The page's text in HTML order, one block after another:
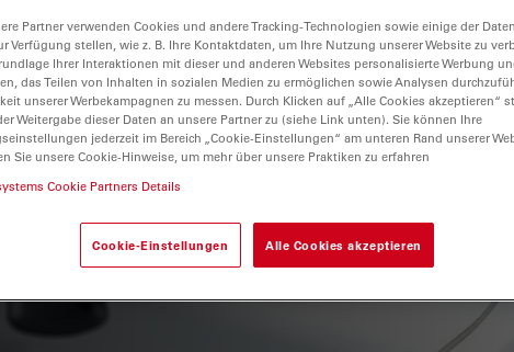
und Symposien. Speziell
und rekonstruktive Chirurgen,
präsentiert die neuesten
Entdecken Sie, wie modernste
3D-Visualisierung und
Entscheidungsfindung und
Partner verwenden Cookies und andere Tracking-Technologien sowie einige der
Verfügung stellen, wie z. B. Ihre Kontaktdaten, um Ihre Nutzung unserer Website zu
Ihrer Interaktionen mit dieser und anderen Websites personalisierte Werbung
das Teilen von Inhalten in sozialen Medien zu ermöglichen sowie Analysen
unserer Werbekampagnen zu messen. Durch Klicken auf „Alle Cookies akzeptieren“
Weitergabe dieser Daten an unsere Partner zu (siehe Link unten). Sie können Ihre
jederzeit im Bereich „Cookie-Einstellungen“ am unteren Rand unserer
Sie unsere Cookie-Hinweise, um mehr über unsere Praktiken zu erfahren
Cookie Partners Details
Cookie-Einstellungen Alle Cookies akzeptieren